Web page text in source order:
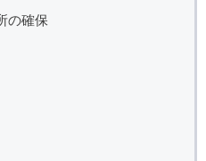
の確保